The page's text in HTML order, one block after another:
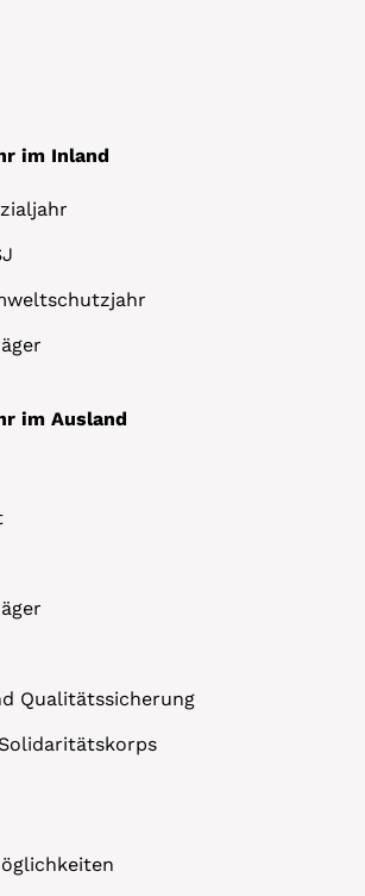
im Inland
im Ausland
Qualitätssicherung